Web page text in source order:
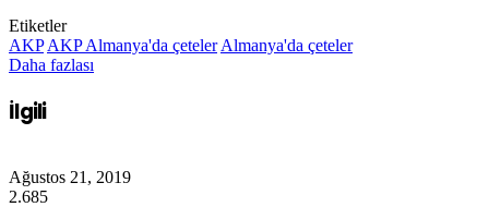
Etiketler
AKP AKP Almanya'da çeteler Almanya'da çeteler
Daha fazlası
İlgili
Ağustos 21, 2019
2.685